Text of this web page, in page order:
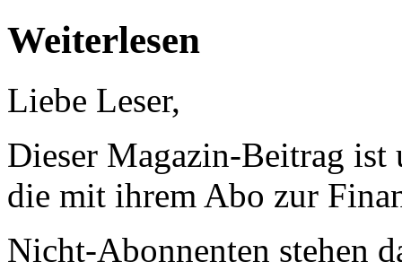
Weiterlesen
Liebe Leser,
Dieser Magazin-Beitrag ist
die mit ihrem Abo zur
Nicht-Abonnenten stehen